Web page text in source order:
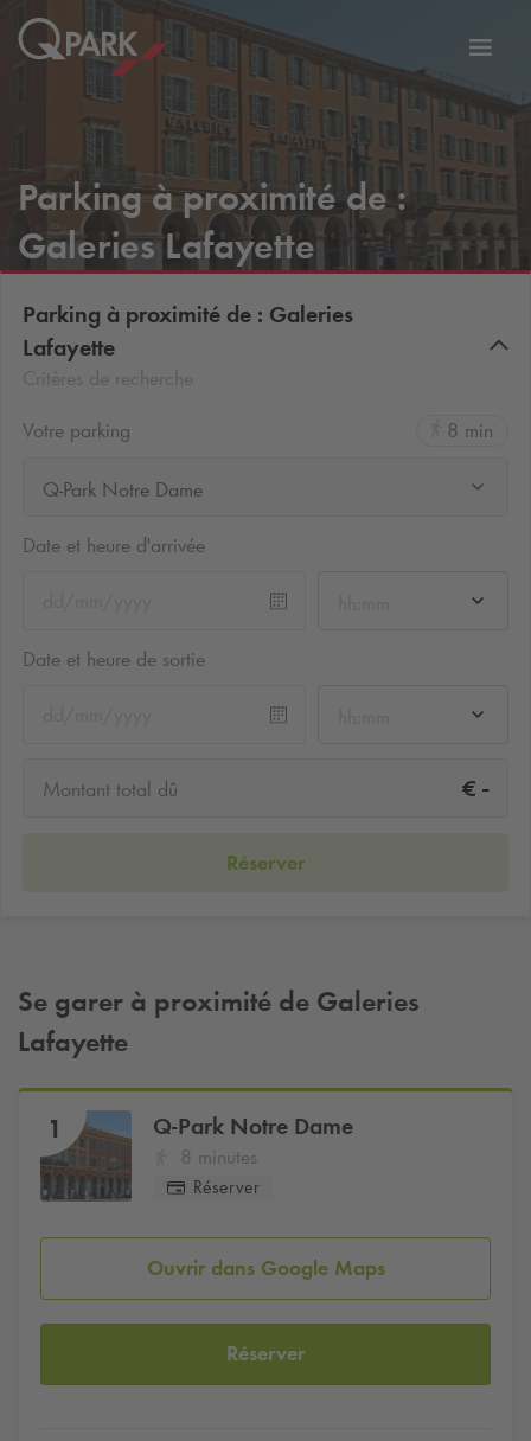
vers
la
Parking à proximité de :
Galeries Lafayette
Parking à proximité de : Galeries
Lafayette
Votre parking
8 min
Q-Park Notre Dame
Date et heure d'arrivée
Date et heure de sortie
Montant total dû € -
Réserver
Se garer à proximité de Galeries
Lafayette
1 Q-Park Notre Dame
8 minutes
Réserver
Ouvrir dans Google Maps
Réserver